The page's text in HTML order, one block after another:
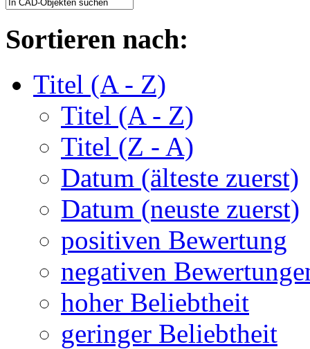
Sortieren nach:
Titel (A - Z)
Titel (A - Z)
Titel (Z - A)
Datum (älteste zuerst)
Datum (neuste zuerst)
positiven Bewertung
negativen
hoher Beliebtheit
geringer Beliebtheit